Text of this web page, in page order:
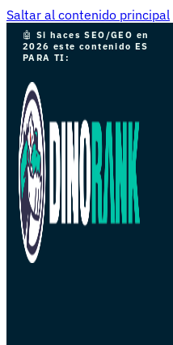
Saltar al contenido principal
🤖 Si haces SEO/GEO en
2026 este contenido ES
PARA TI: